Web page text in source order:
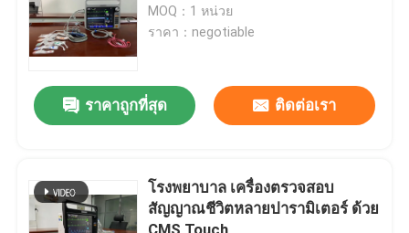
MOQ：1 หน่วย
ราคา：negotiable
ราคาถูกที่สุด ติดต่อเรา
โรงพยาบาล เครื่องตรวจสอบ
สัญญาณชีวิตหลายปารามิเตอร์ ด้วย
CMS Touch